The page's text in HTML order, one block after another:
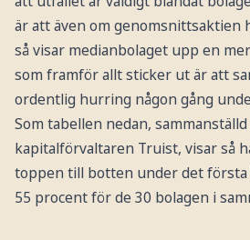
är att även om genomsnittsaktien
så visar medianbolaget upp en
som framför allt sticker ut är att
ordentlig hurring någon gång
Som tabellen nedan,
kapitalförvaltaren Truist, visar så
toppen till botten under det
55 procent för de 30 bolagen i